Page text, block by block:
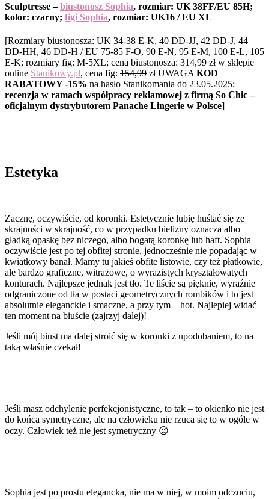
Sculptresse –biustonosz Sophia, rozmiar: UK 38FF/EU 85H;
kolor: czarny; figi Sophia, rozmiar: UK16 / EU XL
[Rozmiary biustonosza: UK 34-38 E-K, 40 DD-JJ, 42 DD-J, 44
DD-HH, 46 DD-H / EU 75-85 F-O, 90 E-N, 95 E-M, 100 E-L, 105
E-K; rozmiary fig: M-5XL; cena biustonosza: 314,99 zł w sklepie
online Stanikowy.pl, cena fig: 154,99 zł UWAGA KOD
RABATOWY -15% na hasło Stanikomania do 23.05.2025;
recenzja w ramach współpracy reklamowej z firmą So Chic –
oficjalnym dystrybutorem Panache Lingerie w Polsce]
Estetyka
Zacznę, oczywiście, od koronki. Estetycznie lubię huśtać się ze
skrajności w skrajność, co w przypadku bielizny oznacza albo
gładką opaskę bez niczego, albo bogatą koronkę lub haft. Sophia
oczywiście jest po tej obfitej stronie, jednocześnie nie popadając w
kwiatkowy banał. Mamy tu jakieś obfite listowie, czy też płatkowie,
ale bardzo graficzne, witrażowe, o wyrazistych kryształowatych
konturach. Najlepsze jednak jest tło. Te liście są pięknie, wyraźnie
odgraniczone od tła w postaci geometrycznych rombików i to jest
absolutnie eleganckie i smaczne, a przy tym – hot. Najlepiej widać
ten moment na biuście (zajrzyj dalej)!
Jeśli mój biust ma dalej stroić się w koronki z upodobaniem, to na
taką właśnie czekał!
Jeśli masz odchylenie perfekcjonistyczne, to tak – to okienko nie jest
do końca symetryczne, ale na człowieku nie rzuca się to w ogóle w
oczy. Człowiek też nie jest symetryczny 😉
Sophia jest po prostu elegancka, nie ma w niej, w moim odczuciu,